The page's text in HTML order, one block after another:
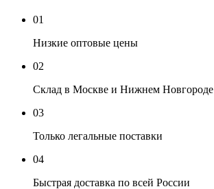
01
Низкие оптовые цены
02
Склад в Москве и Нижнем Новгороде
03
Только легальные поставки
04
Быстрая доставка по всей России